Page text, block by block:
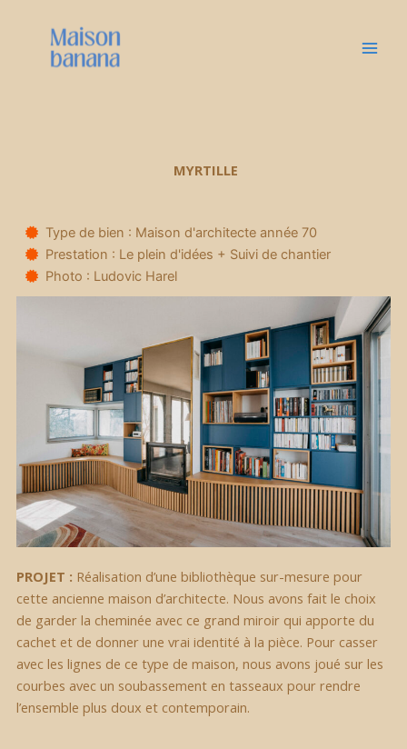
MYRTILLE
Type de bien : Maison d'architecte année 70
Prestation : Le plein d'idées + Suivi de chantier
Photo : Ludovic Harel
PROJET : Réalisation d’une bibliothèque sur-mesure pour
cette ancienne maison d’architecte. Nous avons fait le choix
de garder la cheminée avec ce grand miroir qui apporte du
cachet et de donner une vrai identité à la pièce. Pour casser
avec les lignes de ce type de maison, nous avons joué sur les
courbes avec un soubassement en tasseaux pour rendre
l’ensemble plus doux et contemporain.